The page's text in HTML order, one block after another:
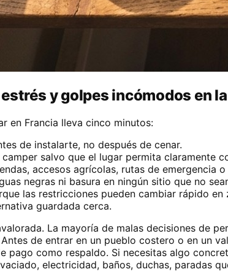
y golpes incómodos en
en Francia lleva cinco minutos:
de instalarte, no después de cenar.
salvo que el lugar permita claramente
accesos agrícolas, rutas de emergencia
negras ni basura en ningún sitio que no
las restricciones pueden cambiar rápido en
guardada cerca.
La mayoría de malas decisiones de
de entrar en un pueblo costero o en un
pago como respaldo. Si necesitas algo
electricidad, baños, duchas, paradas